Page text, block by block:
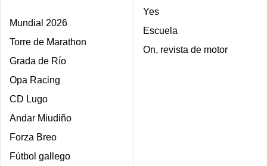
Mundial 2026
Torre de Marathon
Grada de Río
Opa Racing
CD Lugo
Andar Miudiño
Forza Breo
Fútbol gallego
Yes
Escuela
On, revista de motor